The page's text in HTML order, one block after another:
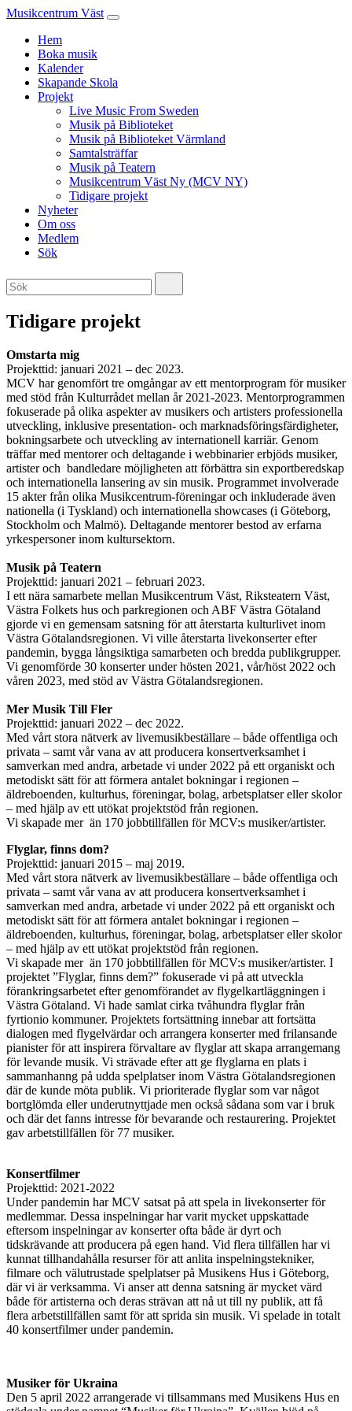
Musikcentrum Väst
Hem
Boka musik
Kalender
Skapande Skola
Projekt
Live Music From Sweden
Musik på Biblioteket
Musik på Biblioteket Värmland
Samtalsträffar
Musik på Teatern
Musikcentrum Väst Ny (MCV NY)
Tidigare projekt
Nyheter
Om oss
Medlem
Sök
Tidigare projekt
Omstarta mig
Projekttid: januari 2021 – dec 2023.
MCV har genomfört tre omgångar av ett mentorprogram för musiker
med stöd från Kulturrådet mellan år 2021-2023. Mentorprogrammen
fokuserade på olika aspekter av musikers och artisters professionella
utveckling, inklusive presentation- och marknadsföringsfärdigheter,
bokningsarbete och utveckling av internationell karriär. Genom
träffar med mentorer och deltagande i webbinarier erbjöds musiker,
artister och bandledare möjligheten att förbättra sin exportberedskap
och internationella lansering av sin musik. Programmet involverade
15 akter från olika Musikcentrum-föreningar och inkluderade även
nationella (i Tyskland) och internationella showcases (i Göteborg,
Stockholm och Malmö). Deltagande mentorer bestod av erfarna
yrkespersoner inom kultursektorn.
Musik på Teatern
Projekttid: januari 2021 – februari 2023.
I ett nära samarbete mellan Musikcentrum Väst, Riksteatern Väst,
Västra Folkets hus och parkregionen och ABF Västra Götaland
gjorde vi en gemensam satsning för att återstarta kulturlivet inom
Västra Götalandsregionen. Vi ville återstarta livekonserter efter
pandemin, bygga långsiktiga samarbeten och bredda publikgrupper.
Vi genomförde 30 konserter under hösten 2021, vår/höst 2022 och
våren 2023, med stöd av Västra Götalandsregionen.
Mer Musik Till Fler
Projekttid: januari 2022 – dec 2022.
Med vårt stora nätverk av livemusikbeställare – både offentliga och
privata – samt vår vana av att producera konsertverksamhet i
samverkan med andra, arbetade vi under 2022 på ett organiskt och
metodiskt sätt för att förmera antalet bokningar i regionen –
äldreboenden, kulturhus, föreningar, bolag, arbetsplatser eller skolor
– med hjälp av ett utökat projektstöd från regionen.
Vi skapade mer än 170 jobbtillfällen för MCV:s musiker/artister.
Flyglar, finns dom?
Projekttid: januari 2015 – maj 2019.
Med vårt stora nätverk av livemusikbeställare – både offentliga och
privata – samt vår vana av att producera konsertverksamhet i
samverkan med andra, arbetade vi under 2022 på ett organiskt och
metodiskt sätt för att förmera antalet bokningar i regionen –
äldreboenden, kulturhus, föreningar, bolag, arbetsplatser eller skolor
– med hjälp av ett utökat projektstöd från regionen.
Vi skapade mer än 170 jobbtillfällen för MCV:s musiker/artister. I
projektet ”Flyglar, finns dem?” fokuserade vi på att utveckla
förankringsarbetet efter genomförandet av flygelkartläggningen i
Västra Götaland. Vi hade samlat cirka tvåhundra flyglar från
fyrtionio kommuner. Projektets fortsättning innebar att fortsätta
dialogen med flygelvärdar och arrangera konserter med frilansande
pianister för att inspirera förvaltare av flyglar att skapa arrangemang
för levande musik. Vi strävade efter att ge flyglarna en plats i
sammanhanng på udda spelplatser inom Västra Götalandsregionen
där de kunde möta publik. Vi prioriterade flyglar som var något
bortglömda eller underutnyttjade men också sådana som var i bruk
och där det fanns intresse för bevarande och restaurering. Projektet
gav arbetstillfällen för 77 musiker.
Konsertfilmer
Projekttid: 2021-2022
Under pandemin har MCV satsat på att spela in livekonserter för
medlemmar. Dessa inspelningar har varit mycket uppskattade
eftersom inspelningar av konserter ofta både är dyrt och
tidskrävande att producera på egen hand. Vid flera tillfällen har vi
kunnat tillhandahålla resurser för att anlita inspelningstekniker,
filmare och välutrustade spelplatser på Musikens Hus i Göteborg,
där vi är verksamma. Vi anser att denna satsning är mycket värd
både för artisterna och deras strävan att nå ut till ny publik, att få
flera arbetstillfällen samt för att sprida sin musik. Vi spelade in totalt
40 konsertfilmer under pandemin.
Musiker för Ukraina
Den 5 april 2022 arrangerade vi tillsammans med Musikens Hus en